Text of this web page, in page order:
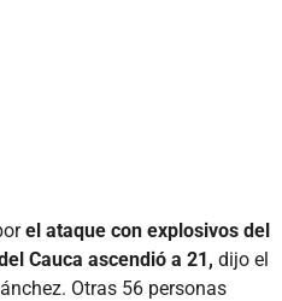
el ataque con explosivos del
Cauca ascendió a 21, dijo el
Otras 56 personas